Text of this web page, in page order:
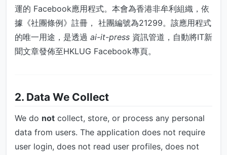
運的 Facebook應用程式。本會為香港非牟利組織，依
據《社團條例》註冊， 社團編號為21299。該應用程式
的唯一用途，是透過 ai-it-press 資訊管道，自動將IT新
聞文章發佈至HKLUG Facebook專頁。
2. Data We Collect
We do not collect, store, or process any personal
data from users. The application does not require
user login, does not read user profiles, does not